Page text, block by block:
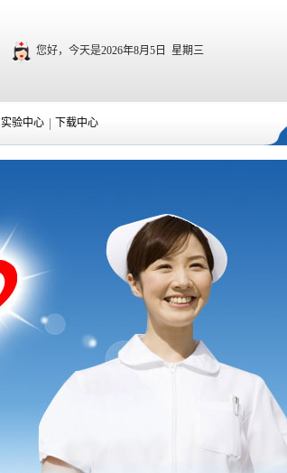
您好，今天是2026年8月5日 星期三
实验中心 | 下载中心